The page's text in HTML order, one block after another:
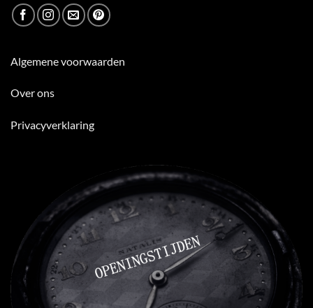
Algemene voorwaarden
Over ons
Privacyverklaring